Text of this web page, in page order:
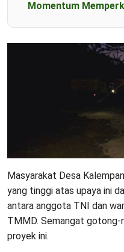
Momentum
Masyarakat Desa
yang tinggi atas upaya ini
antara anggota TNI dan
TMMD. Semangat
proyek ini.